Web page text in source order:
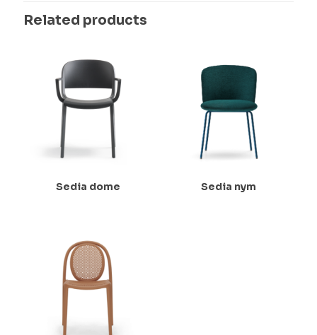
Related products
Sedia dome Sedia nym